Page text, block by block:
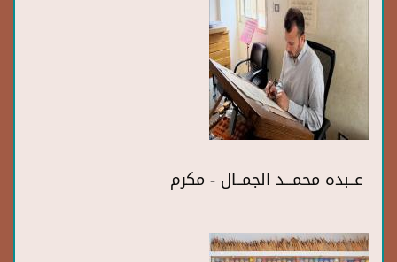
عــبده محمـــد الجمــال - مكرم